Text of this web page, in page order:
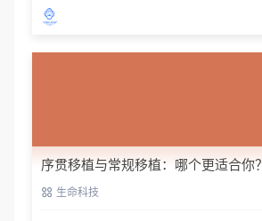
序贯移植与常规移植：哪个更适合你？
生命科技